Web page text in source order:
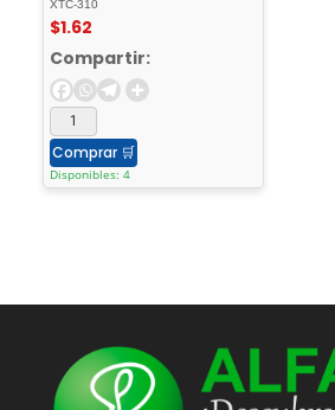
XTC-310
$1.62
Compartir:
Comprar 🛒
Disponibles: 4